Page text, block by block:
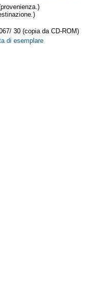
30 (copia da CD-ROM)
di esemplare